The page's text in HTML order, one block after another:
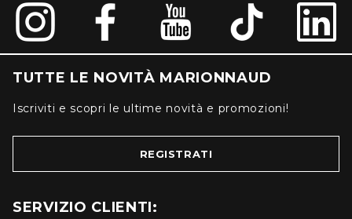
TUTTE LE NOVITÀ MARIONNAUD
Iscriviti e scopri le ultime novità e promozioni!
REGISTRATI
SERVIZIO CLIENTI: